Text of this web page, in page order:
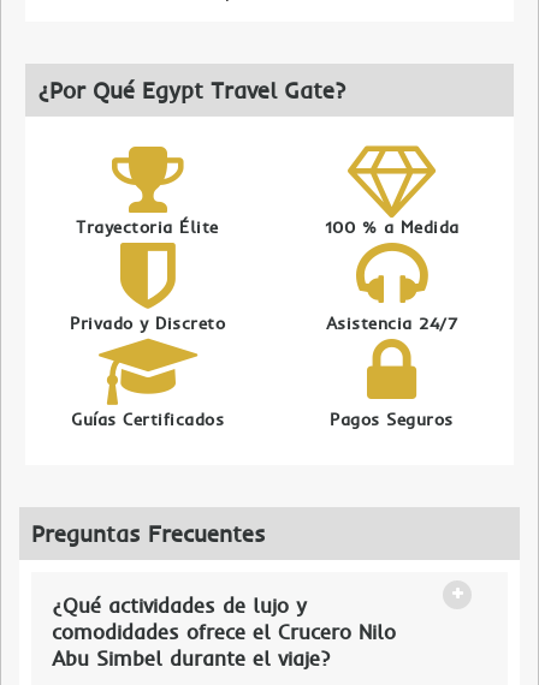
¿Por Qué Egypt Travel Gate?
Trayectoria Élite 100 % a Medida
Privado y Discreto Asistencia 24/7
Guías Certificados Pagos Seguros
Preguntas Frecuentes
¿Qué actividades de lujo y
comodidades ofrece el Crucero Nilo
Abu Simbel durante el viaje?